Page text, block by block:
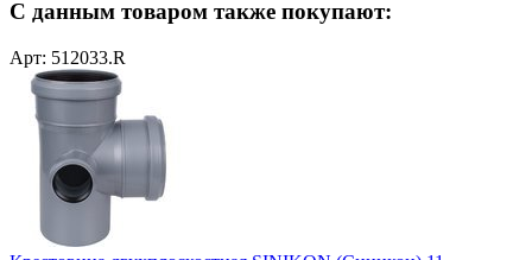
С данным товаром также покупают:
Арт: 512033.R